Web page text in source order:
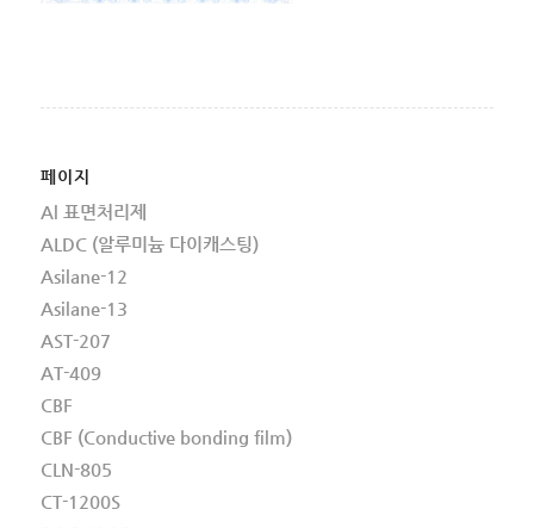
페이지
Al 표면처리제
ALDC (알루미늄 다이캐스팅)
Asilane-12
Asilane-13
AST-207
AT-409
CBF
CBF (Conductive bonding film)
CLN-805
CT-1200S